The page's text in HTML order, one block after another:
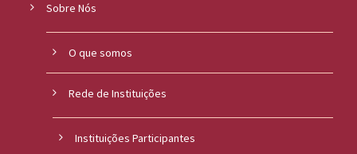
Sobre Nós
O que somos
Rede de Instituições
Instituições Participantes